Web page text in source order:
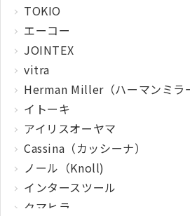
TOKIO
エーコー
JOINTEX
vitra
Herman Miller（ハーマンミラ
イトーキ
アイリスオーヤマ
Cassina（カッシーナ）
ノール（Knoll)
インタースツール
クマヒラ